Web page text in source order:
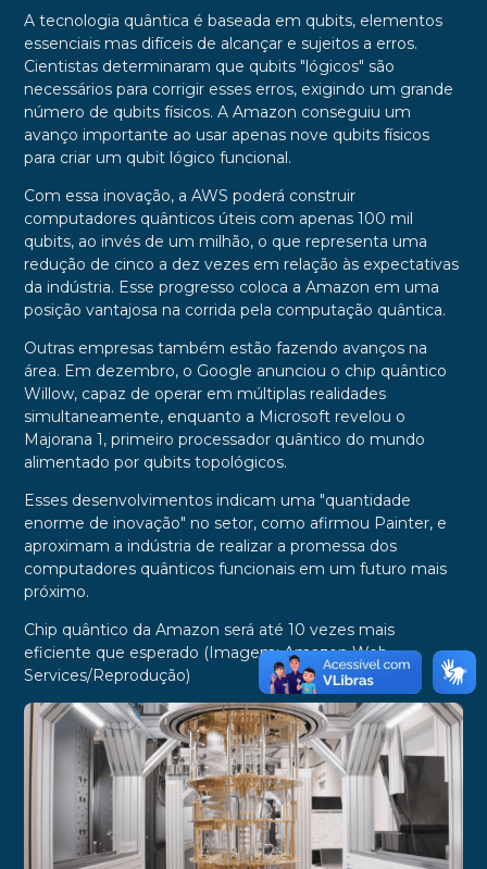
A tecnologia quântica é baseada em qubits, elementos
essenciais mas difíceis de alcançar e sujeitos a erros.
Cientistas determinaram que qubits "lógicos" são
necessários para corrigir esses erros, exigindo um grande
número de qubits físicos. A Amazon conseguiu um
avanço importante ao usar apenas nove qubits físicos
para criar um qubit lógico funcional.
Com essa inovação, a AWS poderá construir
computadores quânticos úteis com apenas 100 mil
qubits, ao invés de um milhão, o que representa uma
redução de cinco a dez vezes em relação às expectativas
da indústria. Esse progresso coloca a Amazon em uma
posição vantajosa na corrida pela computação quântica.
Outras empresas também estão fazendo avanços na
área. Em dezembro, o Google anunciou o chip quântico
Willow, capaz de operar em múltiplas realidades
simultaneamente, enquanto a Microsoft revelou o
Majorana 1, primeiro processador quântico do mundo
alimentado por qubits topológicos.
Esses desenvolvimentos indicam uma "quantidade
enorme de inovação" no setor, como afirmou Painter, e
aproximam a indústria de realizar a promessa dos
computadores quânticos funcionais em um futuro mais
próximo.
Chip quântico da Amazon será até 10 vezes mais
eficiente que esperado (Imagem: Amazon Web
Services/Reprodução)